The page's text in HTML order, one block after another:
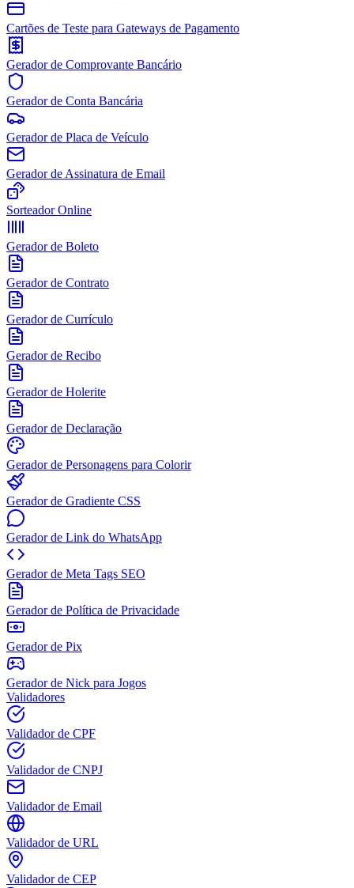
Cartões de Teste para Gateways de Pagamento
Gerador de Comprovante Bancário
Gerador de Conta Bancária
Gerador de Placa de Veículo
Gerador de Assinatura de Email
Sorteador Online
Gerador de Boleto
Gerador de Contrato
Gerador de Currículo
Gerador de Recibo
Gerador de Holerite
Gerador de Declaração
Gerador de Personagens para Colorir
Gerador de Gradiente CSS
Gerador de Link do WhatsApp
Gerador de Meta Tags SEO
Gerador de Política de Privacidade
Gerador de Pix
Gerador de Nick para Jogos
Validadores
Validador de CPF
Validador de CNPJ
Validador de Email
Validador de URL
Validador de CEP